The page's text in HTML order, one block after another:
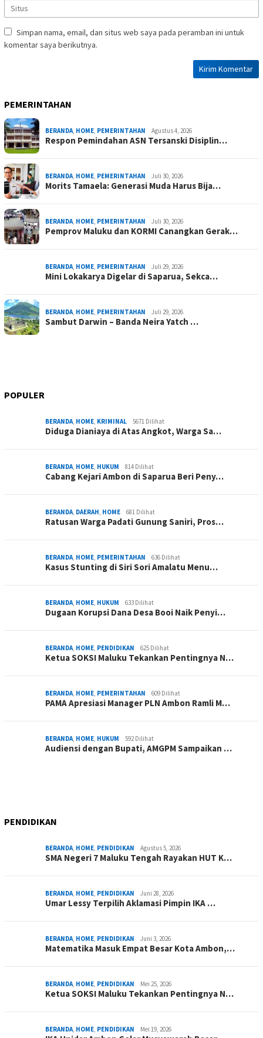
Simpan nama, email, dan situs web saya pada peramban ini untuk
komentar saya berikutnya.
PEMERINTAHAN
BERANDA, HOME, PEMERINTAHAN Agustus 4, 2026
Respon Pemindahan ASN Tersanski Disiplin…
BERANDA, HOME, PEMERINTAHAN Juli 30, 2026
Morits Tamaela: Generasi Muda Harus Bija…
BERANDA, HOME, PEMERINTAHAN Juli 30, 2026
Pemprov Maluku dan KORMI Canangkan Gerak…
BERANDA, HOME, PEMERINTAHAN Juli 29, 2026
Mini Lokakarya Digelar di Saparua, Sekca…
BERANDA, HOME, PEMERINTAHAN Juli 29, 2026
Sambut Darwin – Banda Neira Yatch …
POPULER
BERANDA, HOME, KRIMINAL 5671 Dilihat
Diduga Dianiaya di Atas Angkot, Warga Sa…
BERANDA, HOME, HUKUM 814 Dilihat
Cabang Kejari Ambon di Saparua Beri Peny…
BERANDA, DAERAH, HOME 681 Dilihat
Ratusan Warga Padati Gunung Saniri, Pros…
BERANDA, HOME, PEMERINTAHAN 636 Dilihat
Kasus Stunting di Siri Sori Amalatu Menu…
BERANDA, HOME, HUKUM 633 Dilihat
Dugaan Korupsi Dana Desa Booi Naik Penyi…
BERANDA, HOME, PENDIDIKAN 625 Dilihat
Ketua SOKSI Maluku Tekankan Pentingnya N…
BERANDA, HOME, PEMERINTAHAN 609 Dilihat
PAMA Apresiasi Manager PLN Ambon Ramli M…
BERANDA, HOME, HUKUM 592 Dilihat
Audiensi dengan Bupati, AMGPM Sampaikan …
PENDIDIKAN
BERANDA, HOME, PENDIDIKAN Agustus 5, 2026
SMA Negeri 7 Maluku Tengah Rayakan HUT K…
BERANDA, HOME, PENDIDIKAN Juni 28, 2026
Umar Lessy Terpilih Aklamasi Pimpin IKA …
BERANDA, HOME, PENDIDIKAN Juni 3, 2026
Matematika Masuk Empat Besar Kota Ambon,…
BERANDA, HOME, PENDIDIKAN Mei 25, 2026
Ketua SOKSI Maluku Tekankan Pentingnya N…
BERANDA, HOME, PENDIDIKAN Mei 19, 2026